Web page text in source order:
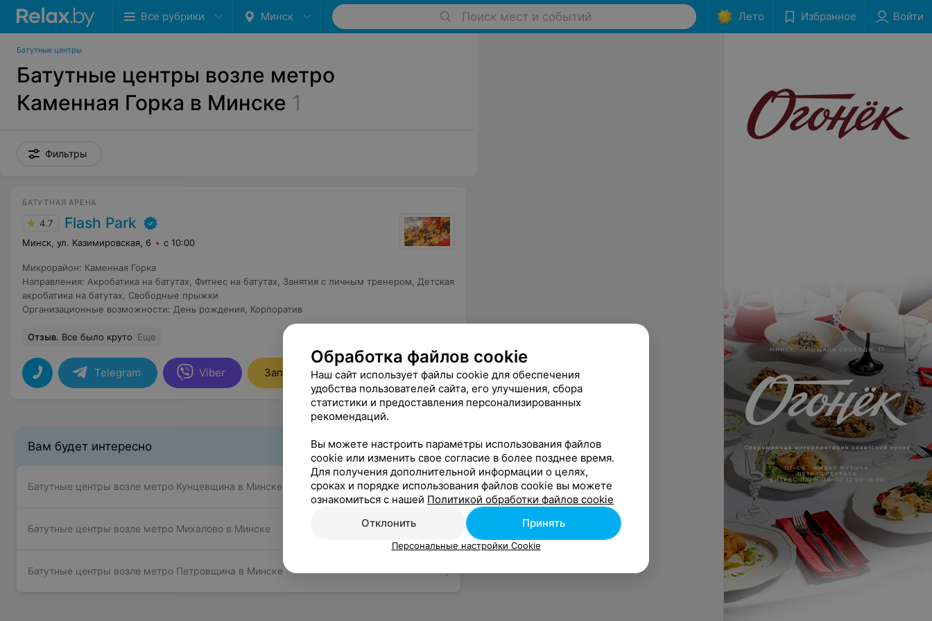
Все рубрики Минск Поиск мест и событий Лето Избранное Войти
Батутные центры
Батутные центры возле метро
Каменная Горка в Минске 1
Фильтры
БАТУТНАЯ АРЕНА
4.7 Flash Park
Минск, ул. Казимировская, 6 с 10:00
Микрорайон: Каменная Горка
Направления: Акробатика на батутах Фитнес на батутах Занятия с личным тренером
Детская
акробатика на батутах
Свободные прыжки
Организационные возможности: День рождения Корпоратив
Отзыв. Все было круто Еще
Telegram Viber Записаться
Вам будет интересно
Батутные центры возле метро Кунцевщина в Минске
Батутные центры возле метро Михалово в Минске
Батутные центры возле метро Петровщина в Минске
Обработка файлов cookie
Наш сайт использует файлы cookie для обеспечения
удобства пользователей сайта, его улучшения, сбора
статистики и предоставления персонализированных
рекомендаций.
Вы можете настроить параметры использования файлов
cookie или изменить свое согласие в более позднее время.
Для получения дополнительной информации о целях,
сроках и порядке использования файлов cookie вы можете
ознакомиться с нашей Политикой обработки файлов cookie
Отклонить
Принять
Персональные настройки Cookie